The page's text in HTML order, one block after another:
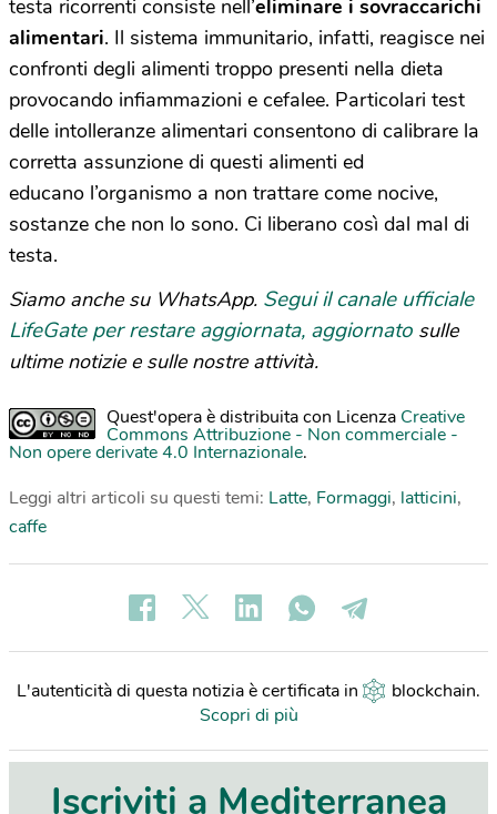
testa ricorrenti consiste nell’eliminare i sovraccarichi
alimentari. Il sistema immunitario, infatti, reagisce nei
confronti degli alimenti troppo presenti nella dieta
provocando infiammazioni e cefalee. Particolari test
delle intolleranze alimentari consentono di calibrare la
corretta assunzione di questi alimenti ed
educano l’organismo a non trattare come nocive,
sostanze che non lo sono. Ci liberano così dal mal di
testa.
Siamo anche su WhatsApp. Segui il canale ufficiale
LifeGate per restare aggiornata, aggiornato sulle
ultime notizie e sulle nostre attività.
Quest'opera è distribuita con Licenza Creative
Commons Attribuzione - Non commerciale -
Non opere derivate 4.0 Internazionale.
Leggi altri articoli su questi temi: Latte, Formaggi, latticini,
caffe
L'autenticità di questa notizia è certificata in blockchain.
Scopri di più
Iscriviti a Mediterranea